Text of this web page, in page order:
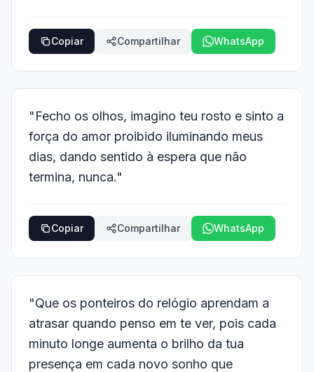
Copiar Compartilhar WhatsApp
"Fecho os olhos, imagino teu rosto e sinto a
força do amor proibido iluminando meus
dias, dando sentido à espera que não
termina, nunca."
Copiar Compartilhar WhatsApp
"Que os ponteiros do relógio aprendam a
atrasar quando penso em te ver, pois cada
minuto longe aumenta o brilho da tua
presença em cada novo sonho que